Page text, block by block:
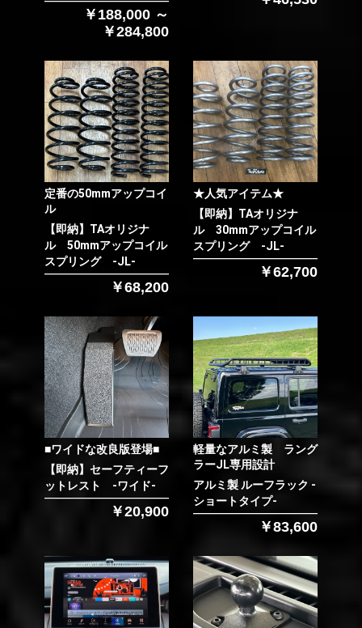
￥188,000 ～
￥284,800
定番の50mmアップコイ
ル
【即納】TAオリジナ
ル 50mmアップコイル
スプリング -JL-
￥68,200
★人気アイテム★
【即納】TAオリジナ
ル 30mmアップコイル
スプリング -JL-
￥62,700
■ワイドな改良版登場■
【即納】セーフティーフ
ットレスト -ワイド-
￥20,900
軽量なアルミ製 ラング
ラーJL専用設計
アルミ製 ルーフラック -
ショートタイプ-
￥83,600